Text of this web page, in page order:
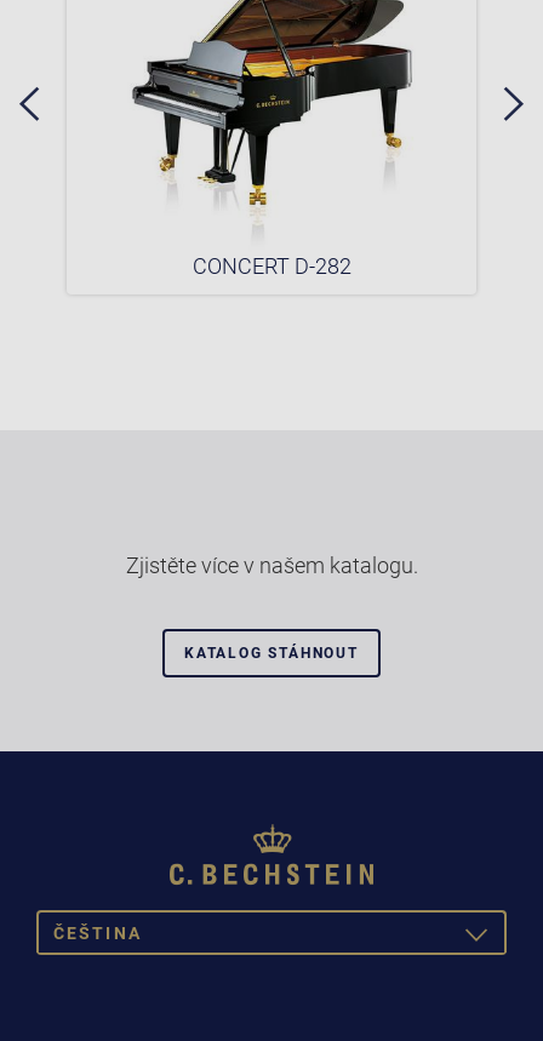
CONCERT D-282
Zjistěte více v našem katalogu.
KATALOG STÁHNOUT
ČEŠTINA
TOGGLE